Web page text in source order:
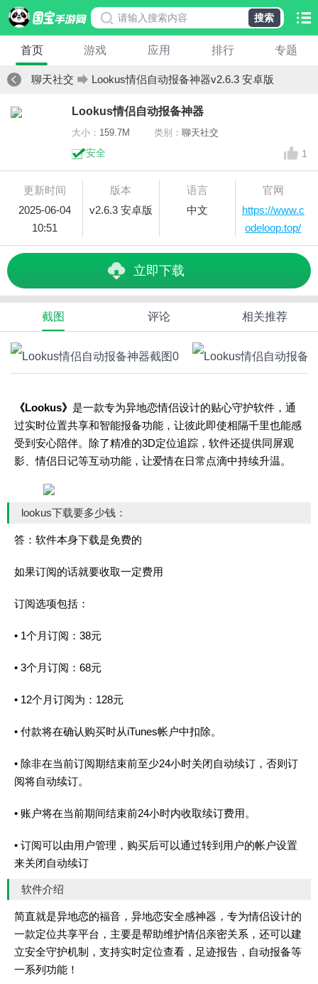
搜索
首页 游戏 应用 排行 专题
聊天社交 Lookus情侣自动报备神器v2.6.3 安卓版
Lookus情侣自动报备神器
大小： 159.7M 类别： 聊天社交
安全 1
更新时间
2025-06-04
10:51
版本
v2.6.3 安卓版
语言
中文
官网
https://www.c
odeloop.top/
立即下载
截图 评论 相关推荐
《Lookus》 是一款专为异地恋情侣设计的贴心守护软件，通
过实时位置共享和智能报备功能，让彼此即使相隔千里也能感
受到安心陪伴。除了精准的3D定位追踪，软件还提供同屏观
影、情侣日记等互动功能，让爱情在日常点滴中持续升温。
lookus下载要多少钱：
答：软件本身下载是免费的
如果订阅的话就要收取一定费用
订阅选项包括：
• 1个月订阅：38元
• 3个月订阅：68元
• 12个月订阅为：128元
• 付款将在确认购买时从iTunes帐户中扣除。
• 除非在当前订阅期结束前至少24小时关闭自动续订，否则订
阅将自动续订。
• 账户将在当前期间结束前24小时内收取续订费用。
• 订阅可以由用户管理，购买后可以通过转到用户的帐户设置
来关闭自动续订
软件介绍
简直就是异地恋的福音，异地恋安全感神器，专为情侣设计的
一款定位共享平台，主要是帮助维护情侣亲密关系，还可以建
立安全守护机制，支持实时定位查看，足迹报告，自动报备等
一系列功能！